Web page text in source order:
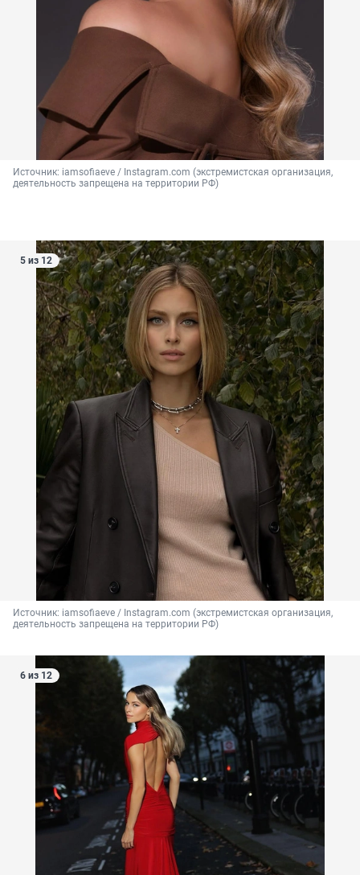
Источник: iamsofiaeve / Instagram.com (экстремистская организация,
деятельность запрещена на территории РФ)
5 из 12
Источник: iamsofiaeve / Instagram.com (экстремистская организация,
деятельность запрещена на территории РФ)
6 из 12